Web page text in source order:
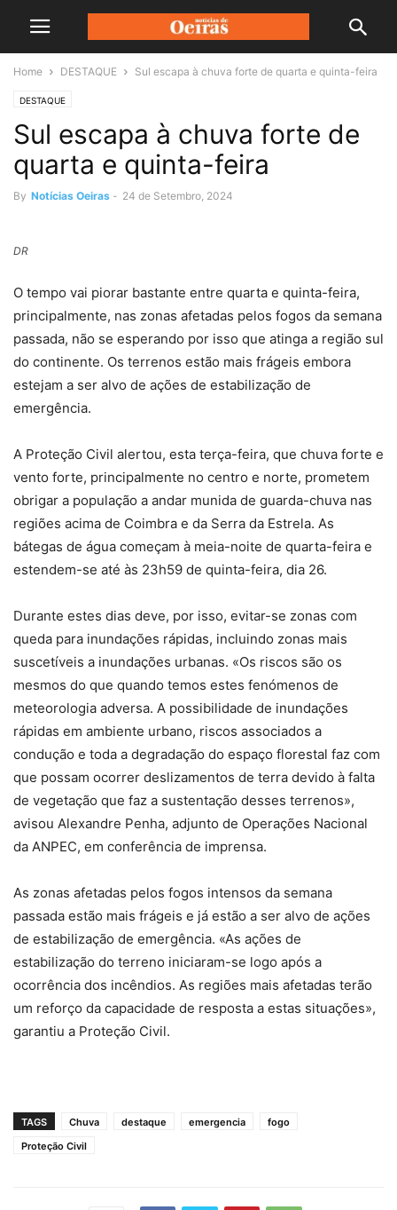
Home DESTAQUE Sul escapa à chuva forte de quarta e quinta-feira
DESTAQUE
Sul escapa à chuva forte de
quarta e quinta-feira
By Notícias Oeiras - 24 de Setembro, 2024
DR
O tempo vai piorar bastante entre quarta e quinta-feira,
principalmente, nas zonas afetadas pelos fogos da semana
passada, não se esperando por isso que atinga a região sul
do continente. Os terrenos estão mais frágeis embora
estejam a ser alvo de ações de estabilização de
emergência.
A Proteção Civil alertou, esta terça-feira, que chuva forte e
vento forte, principalmente no centro e norte, prometem
obrigar a população a andar munida de guarda-chuva nas
regiões acima de Coimbra e da Serra da Estrela. As
bátegas de água começam à meia-noite de quarta-feira e
estendem-se até às 23h59 de quinta-feira, dia 26.
Durante estes dias deve, por isso, evitar-se zonas com
queda para inundações rápidas, incluindo zonas mais
suscetíveis a inundações urbanas. «Os riscos são os
mesmos do que quando temos estes fenómenos de
meteorologia adversa. A possibilidade de inundações
rápidas em ambiente urbano, riscos associados a
condução e toda a degradação do espaço florestal faz com
que possam ocorrer deslizamentos de terra devido à falta
de vegetação que faz a sustentação desses terrenos»,
avisou Alexandre Penha, adjunto de Operações Nacional
da ANPEC, em conferência de imprensa.
As zonas afetadas pelos fogos intensos da semana
passada estão mais frágeis e já estão a ser alvo de ações
de estabilização de emergência. «As ações de
estabilização do terreno iniciaram-se logo após a
ocorrência dos incêndios. As regiões mais afetadas terão
um reforço da capacidade de resposta a estas situações»,
garantiu a Proteção Civil.
TAGS Chuva destaque emergencia
fogo
Proteção Civil